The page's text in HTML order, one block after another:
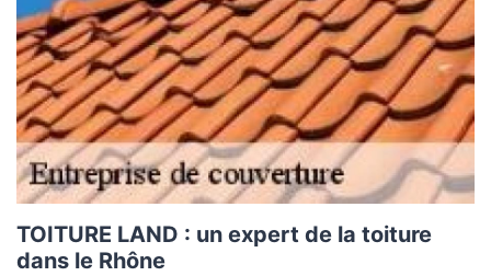
TOITURE LAND : un expert de la toiture
dans le Rhône